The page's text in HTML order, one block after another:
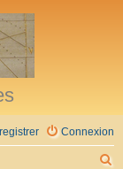
Connexion